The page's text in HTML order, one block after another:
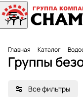
Главная Каталог
Группы
Все фильтры